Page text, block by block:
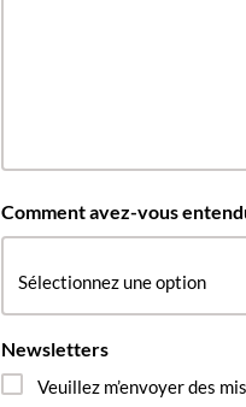
Comment avez-vous
Newsletters
Veuillez m’envoyer des